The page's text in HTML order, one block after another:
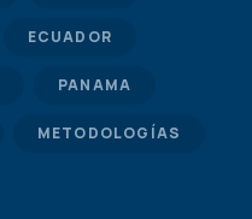
ECUADOR
PANAMA
METODOLOGÍAS